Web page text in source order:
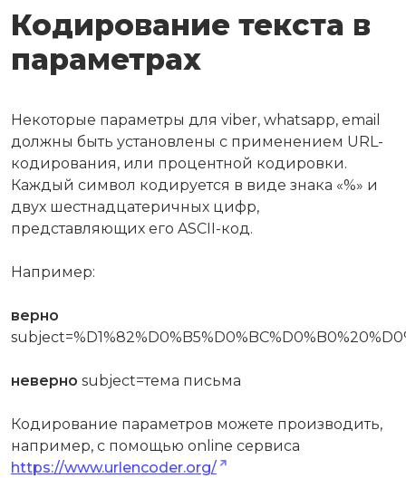
Кодирование текста в
параметрах
Некоторые параметры для viber, whatsapp, email
должны быть установлены с применением URL-
кодирования, или процентной кодировки.
Каждый символ кодируется в виде знака «%» и
двух шестнадцатеричных цифр,
представляющих его ASCII-код.
Например:
верно
неверно subject=тема письма
Кодирование параметров можете производить,
например, с помощью online сервиса
https://www.urlencoder.org/